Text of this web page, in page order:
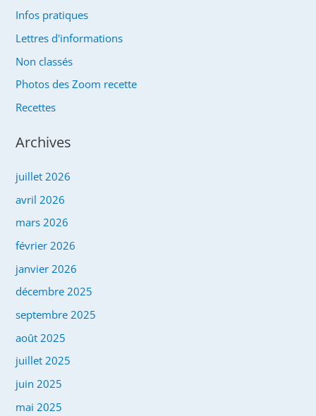
Infos pratiques
Lettres d'informations
Non classés
Photos des Zoom recette
Recettes
Archives
juillet 2026
avril 2026
mars 2026
février 2026
janvier 2026
décembre 2025
septembre 2025
août 2025
juillet 2025
juin 2025
mai 2025